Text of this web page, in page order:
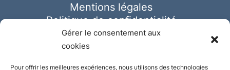
Gérer le consentement aux
cookies
Pour offrir les meilleures expériences, nous utilisons des technologies
Mentions légales
Politique de confidentialité
Cookies